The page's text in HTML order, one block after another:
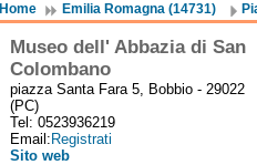
Home Emilia Romagna (14731)
Museo dell' Abbazia di San
Colombano
piazza Santa Fara 5, Bobbio - 29022
(PC)
Tel: 0523936219
Email: Registrati
Sito web